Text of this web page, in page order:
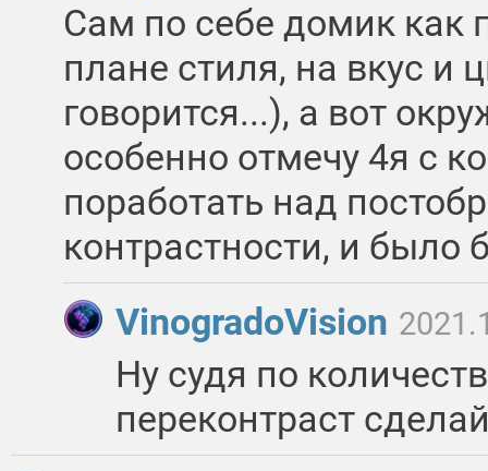
Сам по себе домик как
плане стиля, на вкус и
говорится...), а вот
особенно отмечу 4я с
поработать над
контрастности, и было
VinogradoVision
Ну судя по
переконтраст